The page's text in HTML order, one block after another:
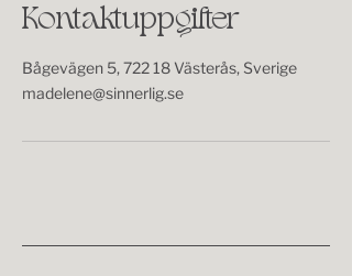
Kontaktuppgifter
Bågevägen 5, 722 18 Västerås, Sverige
madelene@sinnerlig.se